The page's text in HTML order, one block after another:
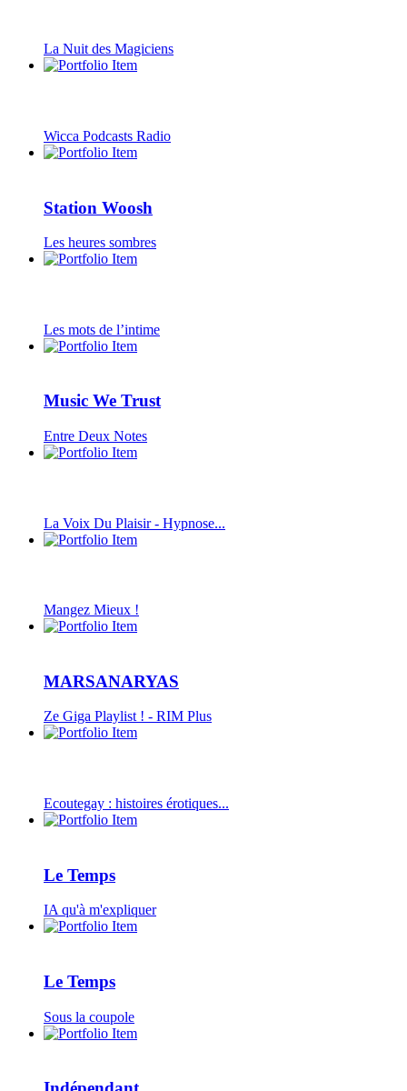
La Nuit des Magiciens
Wicca Podcasts Radio
Station Woosh
Les heures sombres
Les mots de l’intime
Music We Trust
Entre Deux Notes
La Voix Du Plaisir - Hypnose...
Mangez Mieux !
MARSANARYAS
Ze Giga Playlist ! - RIM Plus
Ecoutegay : histoires érotiques...
Le Temps
IA qu'à m'expliquer
Le Temps
Sous la coupole